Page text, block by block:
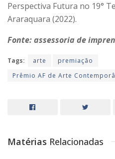
Perspectiva Futura no 19°
Araraquara (2022).
Fonte: assessoria de
Tags: arte
premiação
Prêmio AF de Arte
Matérias Relacionadas